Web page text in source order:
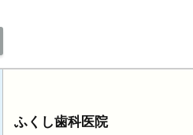
ふくし歯科医院